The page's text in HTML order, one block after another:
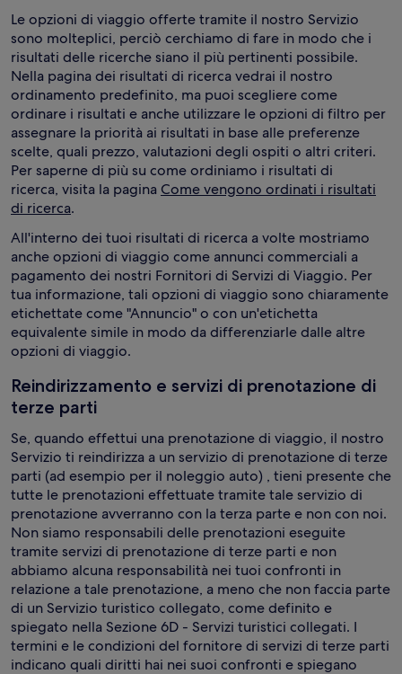
Le opzioni di viaggio offerte tramite il nostro Servizio
sono molteplici, perciò cerchiamo di fare in modo che i
risultati delle ricerche siano il più pertinenti possibile.
Nella pagina dei risultati di ricerca vedrai il nostro
ordinamento predefinito, ma puoi scegliere come
ordinare i risultati e anche utilizzare le opzioni di filtro per
assegnare la priorità ai risultati in base alle preferenze
scelte, quali prezzo, valutazioni degli ospiti o altri criteri.
Per saperne di più su come ordiniamo i risultati di
ricerca, visita la pagina Come vengono ordinati i risultati
di ricerca.
All'interno dei tuoi risultati di ricerca a volte mostriamo
anche opzioni di viaggio come annunci commerciali a
pagamento dei nostri Fornitori di Servizi di Viaggio. Per
tua informazione, tali opzioni di viaggio sono chiaramente
etichettate come "Annuncio" o con un'etichetta
equivalente simile in modo da differenziarle dalle altre
opzioni di viaggio.
Reindirizzamento e servizi di prenotazione di
terze parti
Se, quando effettui una prenotazione di viaggio, il nostro
Servizio ti reindirizza a un servizio di prenotazione di terze
parti (ad esempio per il noleggio auto) , tieni presente che
tutte le prenotazioni effettuate tramite tale servizio di
prenotazione avverranno con la terza parte e non con noi.
Non siamo responsabili delle prenotazioni eseguite
tramite servizi di prenotazione di terze parti e non
abbiamo alcuna responsabilità nei tuoi confronti in
relazione a tale prenotazione, a meno che non faccia parte
di un Servizio turistico collegato, come definito e
spiegato nella Sezione 6D - Servizi turistici collegati. I
termini e le condizioni del fornitore di servizi di terze parti
indicano quali diritti hai nei suoi confronti e spiegano